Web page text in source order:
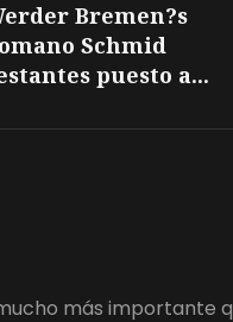
Bremen?s
Schmid
puesto a...
más importante